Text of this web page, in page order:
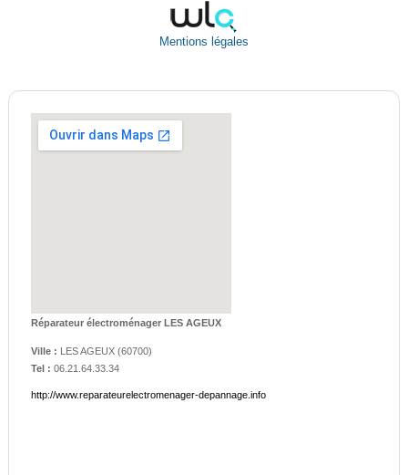
Mentions légales
Réparateur électroménager LES AGEUX
Ville : LES AGEUX(60700)
Tel : 06.21.64.33.34
http://www.reparateurelectromenager-depannage.info